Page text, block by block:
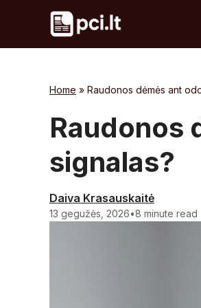
Home » Raudonos dėmės ant
Raudonos
signalas?
Daiva Krasauskaitė
13 gegužės, 2026•8 minute read